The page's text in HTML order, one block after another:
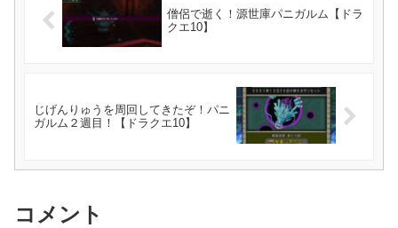
僧侶で逝く！源世庫パニガルム【ドラ
クエ10】
じげんりゅうを周回してきたぞ！パニ
ガルム２週目！【ドラクエ10】
コメント